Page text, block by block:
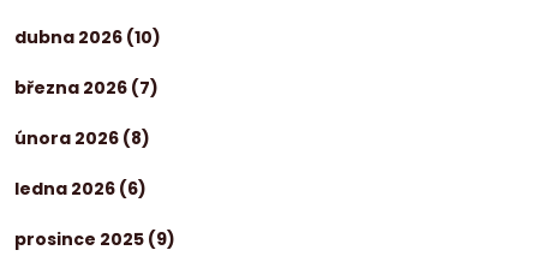
dubna 2026 (10)
března 2026 (7)
února 2026 (8)
ledna 2026 (6)
prosince 2025 (9)